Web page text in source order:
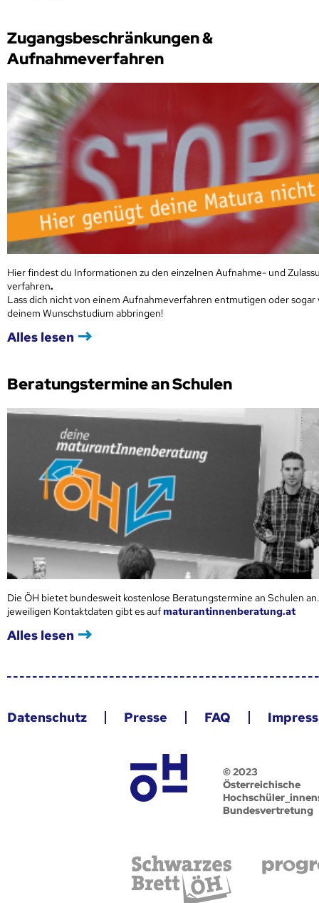
Zugangsbeschränkungen &
Aufnahmeverfahren
Hier findest du Informationen zu den einzelnen Aufnahme- und
verfahren.
Lass dich nicht von einem Aufnahmeverfahren entmutigen oder sogar
deinem Wunschstudium abbringen!
Alles lesen
Beratungstermine an Schulen
Die ÖH bietet bundesweit kostenlose Beratungstermine an Schulen
jeweiligen Kontaktdaten gibt es aufmaturantinnenberatung.at
Alles lesen
Datenschutz Presse FAQ
© 2023
Österreichische
Bundesvertretung